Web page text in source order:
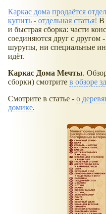
Каркас дома продаётся
купить - отдельная статья! В
и быстрая сборка: части
соединяются друг с другом
шурупы, ни специальные
идёт.
Каркас Дома Мечты.
сборки) смотрите в обзоре
Смотрите в статье - о
домике.